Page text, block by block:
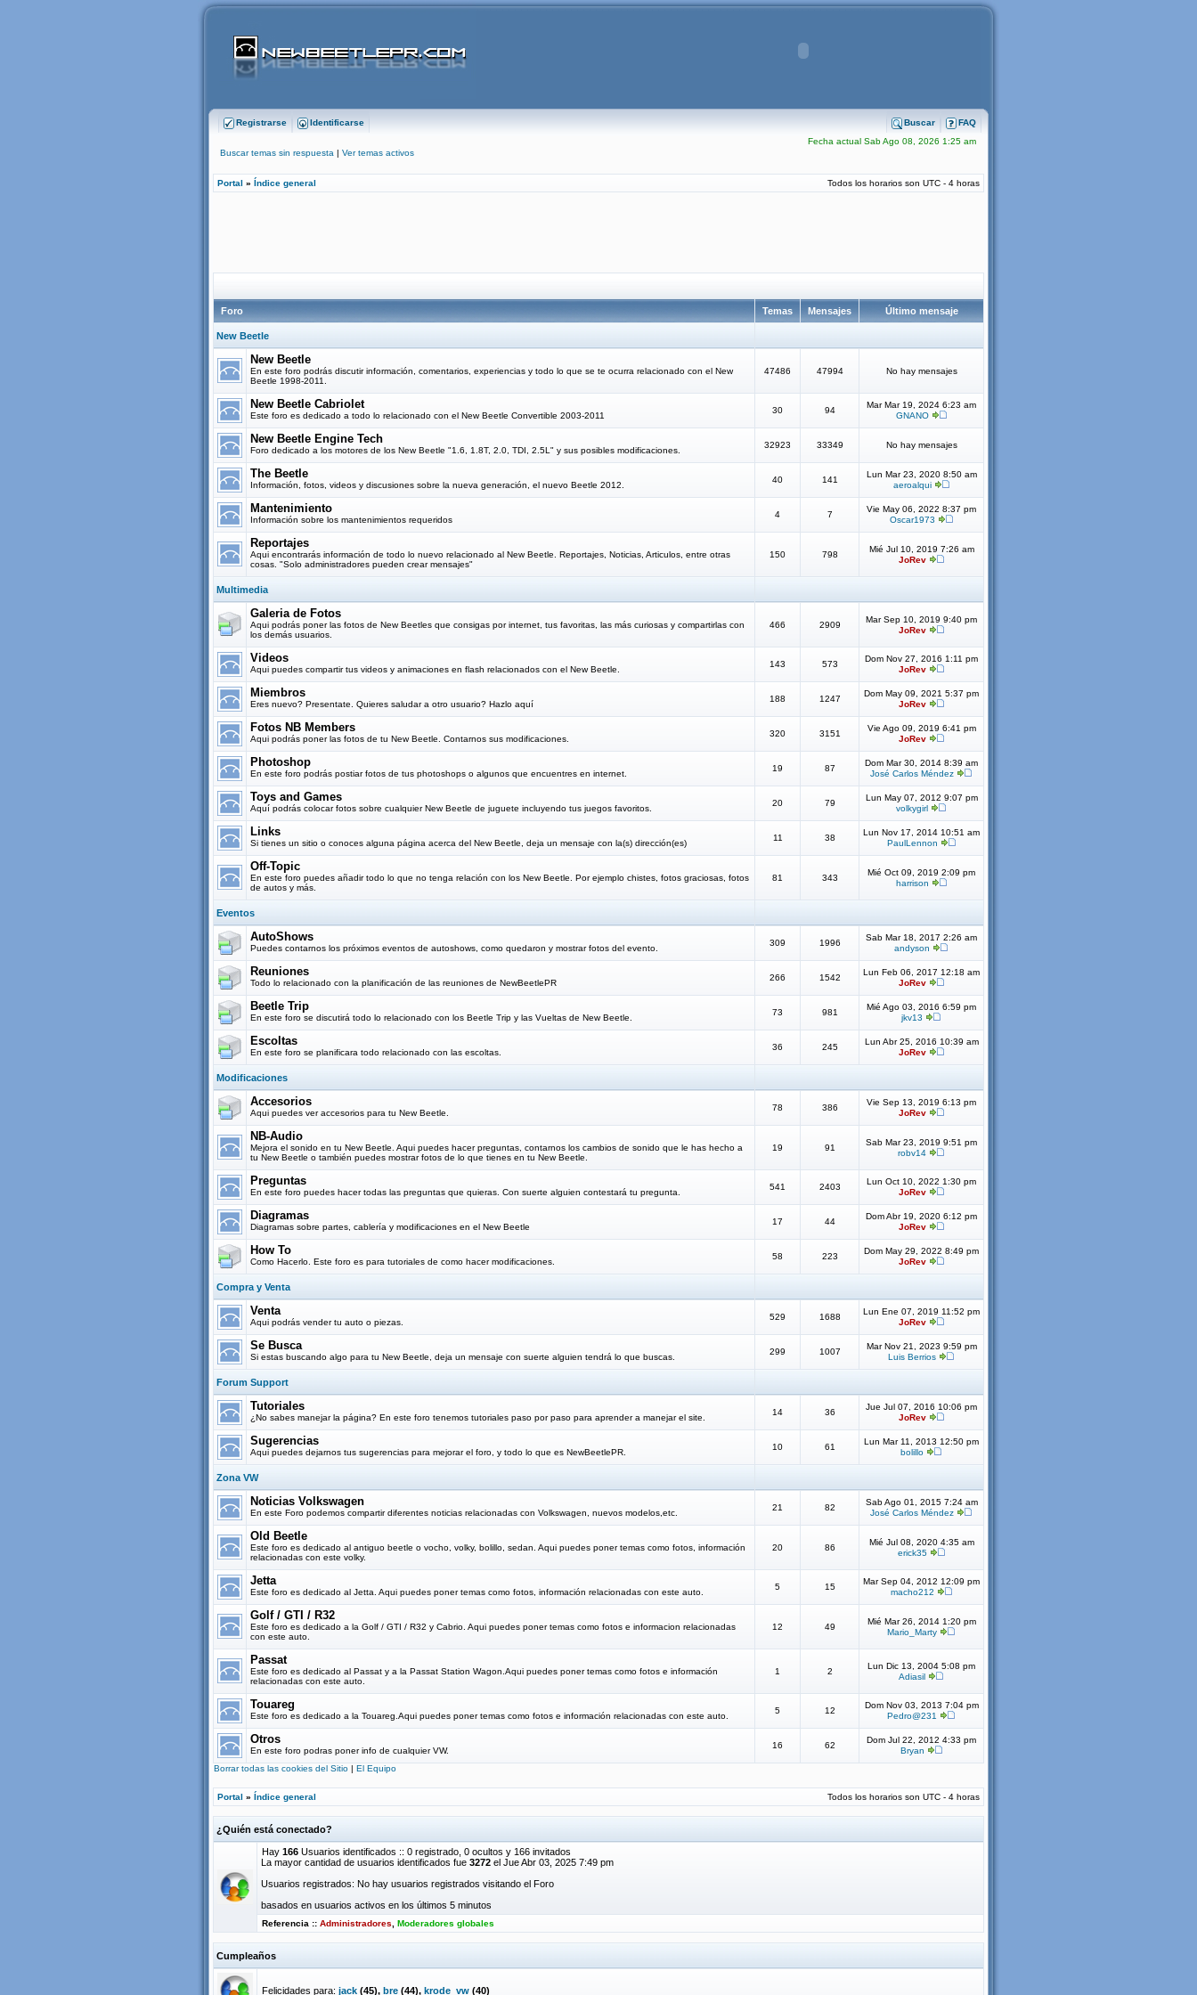
Registrarse Identificarse FAQ
Buscar
Fecha actual Sab Ago 08, 2026 1:25 am
Buscar temas sin respuesta | Ver temas activos
Portal » Índice general Todos los horarios son UTC - 4 horas
Foro Temas Mensajes Último mensaje
New Beetle
New Beetle
En este foro podrás discutir información, comentarios, experiencias y todo lo que se te ocurra relacionado con el New
Beetle 1998-2011.
47486 47994 No hay mensajes
New Beetle Cabriolet
Este foro es dedicado a todo lo relacionado con el New Beetle Convertible 2003-2011
30 94
Mar Mar 19, 2024 6:23 am
GNANO
New Beetle Engine Tech
Foro dedicado a los motores de los New Beetle "1.6, 1.8T, 2.0, TDI, 2.5L" y sus posibles modificaciones.
32923 33349 No hay mensajes
The Beetle
Información, fotos, videos y discusiones sobre la nueva generación, el nuevo Beetle 2012.
40 141
Lun Mar 23, 2020 8:50 am
aeroalqui
Mantenimiento
Información sobre los mantenimientos requeridos
4 7
Vie May 06, 2022 8:37 pm
Oscar1973
Reportajes
Aqui encontrarás información de todo lo nuevo relacionado al New Beetle. Reportajes, Noticias, Articulos, entre otras
cosas. "Solo administradores pueden crear mensajes"
150 798
Mié Jul 10, 2019 7:26 am
JoRev
Multimedia
Galeria de Fotos
Aqui podrás poner las fotos de New Beetles que consigas por internet, tus favoritas, las más curiosas y compartirlas con
los demás usuarios.
466 2909
Mar Sep 10, 2019 9:40 pm
JoRev
Videos
Aqui puedes compartir tus videos y animaciones en flash relacionados con el New Beetle.
143 573
Dom Nov 27, 2016 1:11 pm
JoRev
Miembros
Eres nuevo? Presentate. Quieres saludar a otro usuario? Hazlo aquí
188 1247
Dom May 09, 2021 5:37 pm
JoRev
Fotos NB Members
Aqui podrás poner las fotos de tu New Beetle. Contarnos sus modificaciones.
320 3151
Vie Ago 09, 2019 6:41 pm
JoRev
Photoshop
En este foro podrás postiar fotos de tus photoshops o algunos que encuentres en internet.
19 87
Dom Mar 30, 2014 8:39 am
José Carlos Méndez
Toys and Games
Aquí podrás colocar fotos sobre cualquier New Beetle de juguete incluyendo tus juegos favoritos.
20 79
Lun May 07, 2012 9:07 pm
volkygirl
Links
Si tienes un sitio o conoces alguna página acerca del New Beetle, deja un mensaje con la(s) dirección(es)
11 38
Lun Nov 17, 2014 10:51 am
PaulLennon
Off-Topic
En este foro puedes añadir todo lo que no tenga relación con los New Beetle. Por ejemplo chistes, fotos graciosas, fotos
de autos y más.
81 343
Mié Oct 09, 2019 2:09 pm
harrison
Eventos
AutoShows
Puedes contarnos los próximos eventos de autoshows, como quedaron y mostrar fotos del evento.
309 1996
Sab Mar 18, 2017 2:26 am
andyson
Reuniones
Todo lo relacionado con la planificación de las reuniones de NewBeetlePR
266 1542
Lun Feb 06, 2017 12:18 am
JoRev
Beetle Trip
En este foro se discutirá todo lo relacionado con los Beetle Trip y las Vueltas de New Beetle.
73 981
Mié Ago 03, 2016 6:59 pm
jkv13
Escoltas
En este foro se planificara todo relacionado con las escoltas.
36 245
Lun Abr 25, 2016 10:39 am
JoRev
Modificaciones
Accesorios
Aqui puedes ver accesorios para tu New Beetle.
78 386
Vie Sep 13, 2019 6:13 pm
JoRev
NB-Audio
Mejora el sonido en tu New Beetle. Aqui puedes hacer preguntas, contarnos los cambios de sonido que le has hecho a
tu New Beetle o también puedes mostrar fotos de lo que tienes en tu New Beetle.
19 91
Sab Mar 23, 2019 9:51 pm
robv14
Preguntas
En este foro puedes hacer todas las preguntas que quieras. Con suerte alguien contestará tu pregunta.
541 2403
Lun Oct 10, 2022 1:30 pm
JoRev
Diagramas
Diagramas sobre partes, cablería y modificaciones en el New Beetle
17 44
Dom Abr 19, 2020 6:12 pm
JoRev
How To
Como Hacerlo. Este foro es para tutoriales de como hacer modificaciones.
58 223
Dom May 29, 2022 8:49 pm
JoRev
Compra y Venta
Venta
Aqui podrás vender tu auto o piezas.
529 1688
Lun Ene 07, 2019 11:52 pm
JoRev
Se Busca
Si estas buscando algo para tu New Beetle, deja un mensaje con suerte alguien tendrá lo que buscas.
299 1007
Mar Nov 21, 2023 9:59 pm
Luis Berrios
Forum Support
Tutoriales
¿No sabes manejar la página? En este foro tenemos tutoriales paso por paso para aprender a manejar el site.
14 36
Jue Jul 07, 2016 10:06 pm
JoRev
Sugerencias
Aqui puedes dejarnos tus sugerencias para mejorar el foro, y todo lo que es NewBeetlePR.
10 61
Lun Mar 11, 2013 12:50 pm
bolillo
Zona VW
Noticias Volkswagen
En este Foro podemos compartir diferentes noticias relacionadas con Volkswagen, nuevos modelos,etc.
21 82
Sab Ago 01, 2015 7:24 am
José Carlos Méndez
Old Beetle
Este foro es dedicado al antiguo beetle o vocho, volky, bolillo, sedan. Aqui puedes poner temas como fotos, información
relacionadas con este volky.
20 86
Mié Jul 08, 2020 4:35 am
erick35
Jetta
Este foro es dedicado al Jetta. Aqui puedes poner temas como fotos, información relacionadas con este auto.
5 15
Mar Sep 04, 2012 12:09 pm
macho212
Golf / GTI / R32
Este foro es dedicado a la Golf / GTI / R32 y Cabrio. Aqui puedes poner temas como fotos e informacion relacionadas
con este auto.
12 49
Mié Mar 26, 2014 1:20 pm
Mario_Marty
Passat
Este foro es dedicado al Passat y a la Passat Station Wagon.Aqui puedes poner temas como fotos e información
relacionadas con este auto.
1 2
Lun Dic 13, 2004 5:08 pm
Adiasil
Touareg
Este foro es dedicado a la Touareg.Aqui puedes poner temas como fotos e información relacionadas con este auto.
5 12
Dom Nov 03, 2013 7:04 pm
Pedro@231
Otros
En este foro podras poner info de cualquier VW.
16 62
Dom Jul 22, 2012 4:33 pm
Bryan
Borrar todas las cookies del Sitio | El Equipo
Portal » Índice general Todos los horarios son UTC - 4 horas
¿Quién está conectado?
Hay 166 Usuarios identificados :: 0 registrado, 0 ocultos y 166 invitados
La mayor cantidad de usuarios identificados fue 3272 el Jue Abr 03, 2025 7:49 pm
Usuarios registrados: No hay usuarios registrados visitando el Foro
basados en usuarios activos en los últimos 5 minutos
Referencia :: Administradores Moderadores globales
Cumpleaños
Felicidades para: jack (45), bre (44), krode_vw (40)